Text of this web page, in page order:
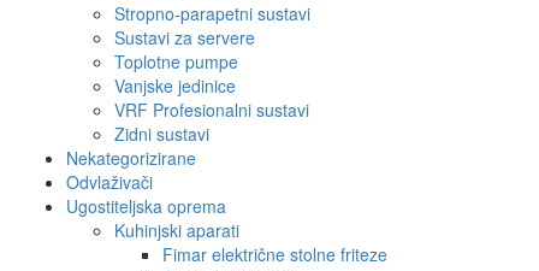
Stropno-parapetni sustavi
Sustavi za servere
Toplotne pumpe
Vanjske jedinice
VRF Profesionalni sustavi
Zidni sustavi
Nekategorizirane
Odvlaživači
Ugostiteljska oprema
Kuhinjski aparati
Fimar električne stolne friteze